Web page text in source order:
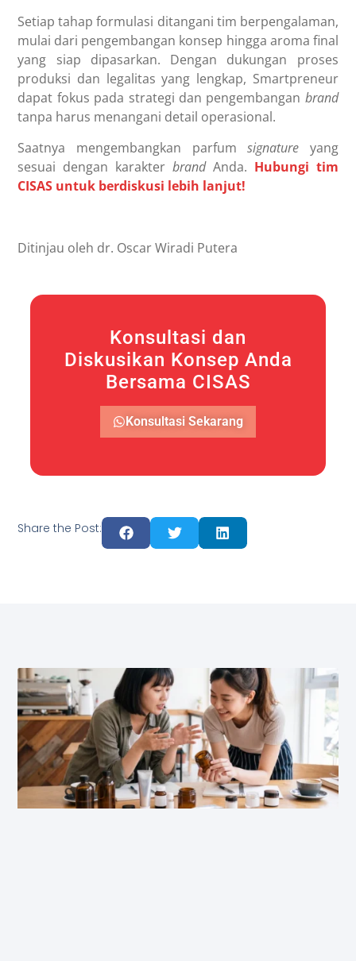
Setiap tahap formulasi ditangani tim berpengalaman,
mulai dari pengembangan konsep hingga aroma final
yang siap dipasarkan. Dengan dukungan proses
produksi dan legalitas yang lengkap, Smartpreneur
dapat fokus pada strategi dan pengembangan brand
tanpa harus menangani detail operasional.
Saatnya mengembangkan parfum signature yang
sesuai dengan karakter brandAnda. Hubungi tim
CISAS untuk berdiskusi lebih lanjut!
Ditinjau oleh dr. Oscar Wiradi Putera
Konsultasi dan
Diskusikan Konsep Anda
Bersama CISAS
Konsultasi Sekarang
Share the Post: